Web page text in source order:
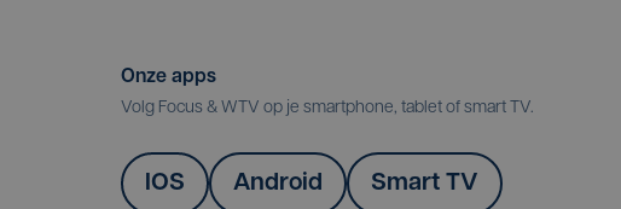
Onze apps
Volg Focus & WTV op je smartphone, tablet of smart TV.
IOS Android Smart TV